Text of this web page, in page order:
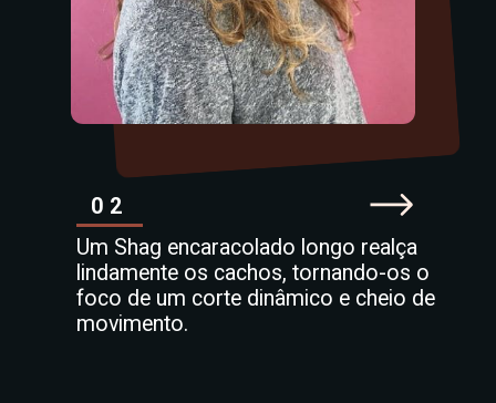
02
Um Shag encaracolado longo realça
lindamente os cachos, tornando-os o
foco de um corte dinâmico e cheio de
movimento.